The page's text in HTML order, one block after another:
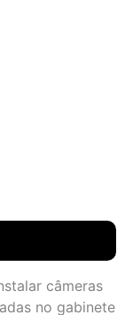
câmeras
no gabinete